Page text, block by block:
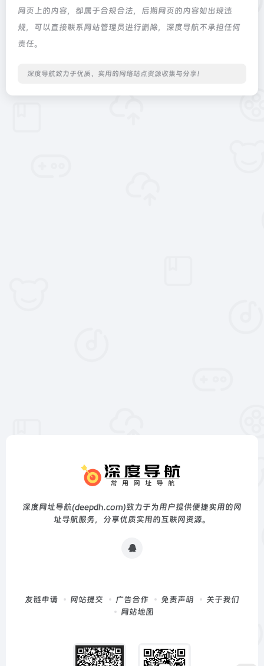
网页上的内容，都属于合规合法，后期网页的内容如出现违
规，可以直接联系网站管理员进行删除，深度导航不承担任何
责任。
深度导航致力于优质、实用的网络站点资源收集与分享！
深度网址导航(deepdh.com)致力于为用户提供便捷实用的网
址导航服务，分享优质实用的互联网资源。
友链申请 网站提交 广告合作 免责声明
关于我们
网站地图